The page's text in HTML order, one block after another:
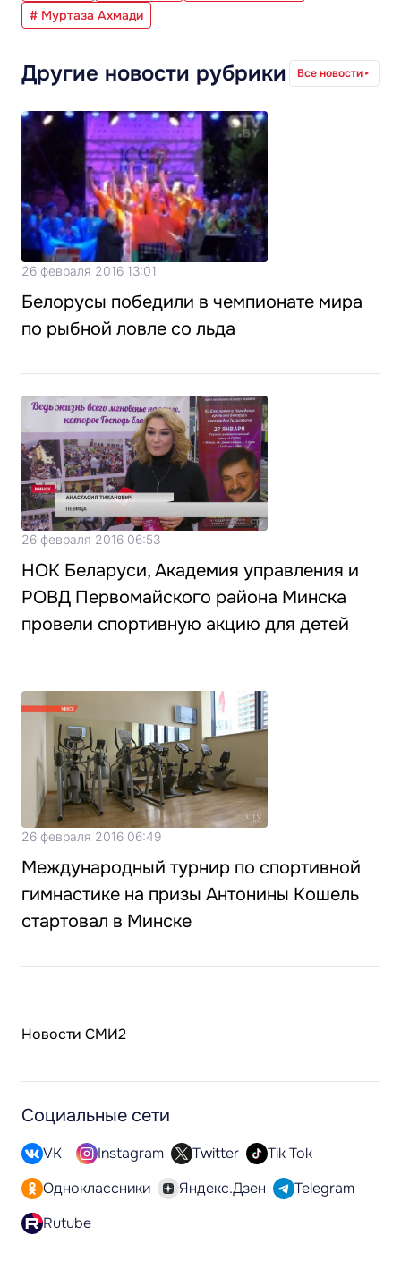
# Муртаза Ахмади
Другие новости рубрики Все новости
26 февраля 2016 13:01
Белорусы победили в чемпионате мира
по рыбной ловле со льда
26 февраля 2016 06:53
НОК Беларуси, Академия управления и
РОВД Первомайского района Минска
провели спортивную акцию для детей
26 февраля 2016 06:49
Международный турнир по спортивной
гимнастике на призы Антонины Кошель
стартовал в Минске
Новости СМИ2
Социальные сети
VK Instagram Twitter
Tik Tok
Одноклассники
Яндекс.Дзен
Telegram
Rutube